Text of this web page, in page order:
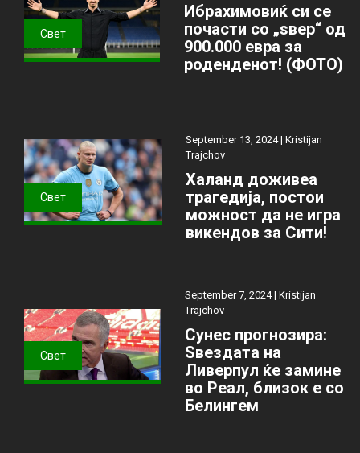
Свет
Ибрахимовиќ си се
почасти со „ѕвер“ од
900.000 евра за
роденденот! (ФОТО)
Свет
September 13, 2024 | Kristijan
Trajchov
Халанд доживеа
трагедија, постои
можност да не игра
викендов за Сити!
Свет
September 7, 2024 | Kristijan
Trajchov
Сунес прогнозира:
Ѕвездата на
Ливерпул ќе замине
во Реал, близок е со
Белингем